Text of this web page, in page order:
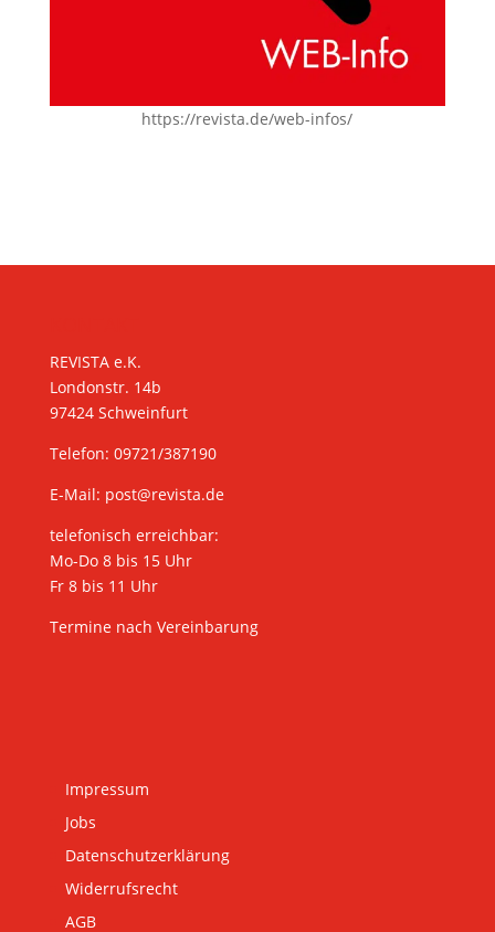
https://revista.de/web-infos/
REVISTA e.K.
Londonstr. 14b
97424 Schweinfurt
Telefon: 09721/387190
E-Mail: post@revista.de
telefonisch erreichbar:
Mo-Do 8 bis 15 Uhr
Fr 8 bis 11 Uhr
Termine nach Vereinbarung
Impressum
Jobs
Datenschutzerklärung
Widerrufsrecht
AGB